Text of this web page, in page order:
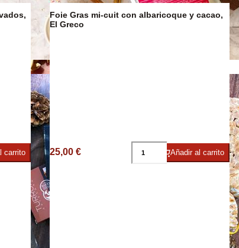
carrito
Foie Gras mi-cuit con albaricoque y cacao,
El Greco
25,00 € Añadir al carrito